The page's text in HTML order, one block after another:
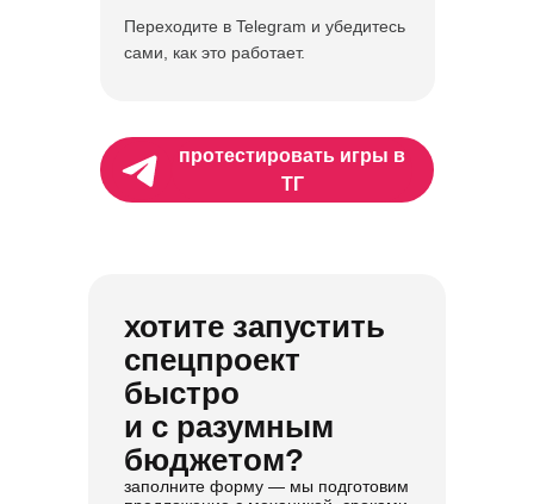
Переходите в Telegram и убедитесь
сами, как это работает.
протестировать игры в
ТГ
хотите запустить
спецпроект
быстро
и с разумным
бюджетом?
заполните форму — мы подготовим